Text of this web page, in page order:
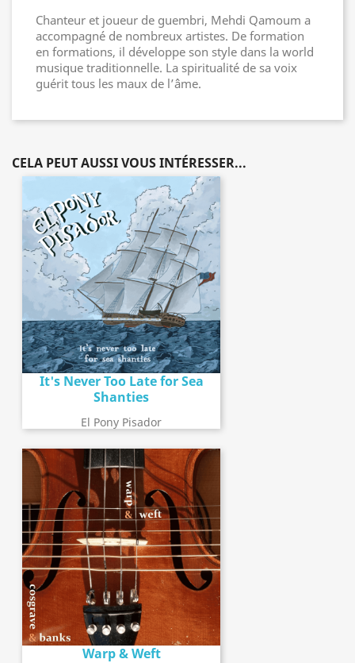
Chanteur et joueur de guembri, Mehdi Qamoum a
accompagné de nombreux artistes. De formation
en formations, il développe son style dans la world
musique traditionnelle. La spiritualité de sa voix
guérit tous les maux de l’âme.
CELA PEUT AUSSI VOUS INTÉRESSER...
It's Never Too Late for Sea
Shanties
El Pony Pisador
Warp & Weft